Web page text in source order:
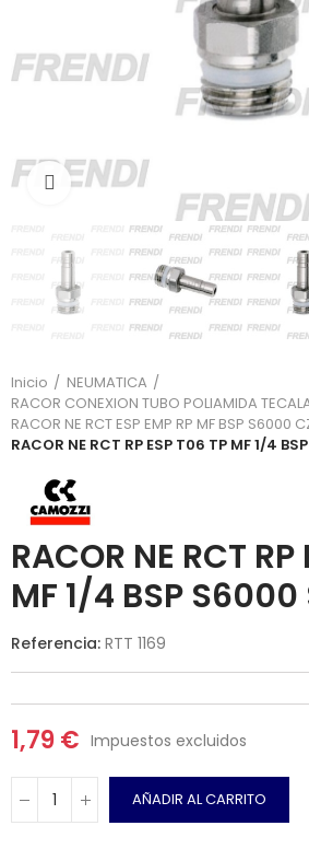
Click para agrandar
Inicio
NEUMATICA
RACOR CONEXION TUBO POLIAMIDA
RACOR NE RCT ESP EMP RP MF BSP S6000
RACOR NE RCT RP ESP T06 TP MF 1/4
RACOR NE RCT
MF 1/4 BSP S6000
Referencia: RTT 1169
1,79 € Impuestos excluidos
AÑADIR AL CARRITO